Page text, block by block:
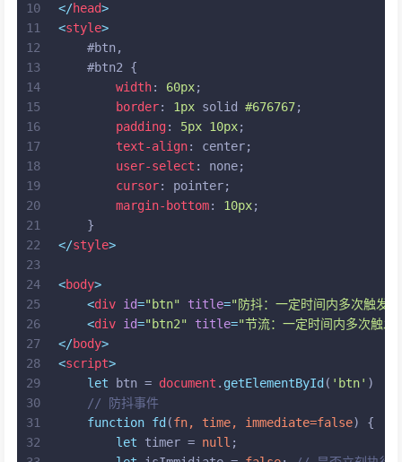
10
11
12
13
14
15
16
17
18
19
20
21
22
23
24
25
26
27
28
29
30
31
32
</head>
<style>
#btn,
#btn2 {
width: 60px;
border: 1px solid #676767;
padding: 5px 10px;
text-align: center;
user-select : none;
cursor: pointer;
margin-bottom: 10px;
    }
</style>
<body>
<div id="btn" title="防抖：一定时间内多次触发
<div id="btn2" title="节流：一定时间内多次触发
</body>
<script>
let btn = document . getElementById ( 'btn' )
// 防抖事件
function fd (fn, time, immediate=false) {
let timer = null ;